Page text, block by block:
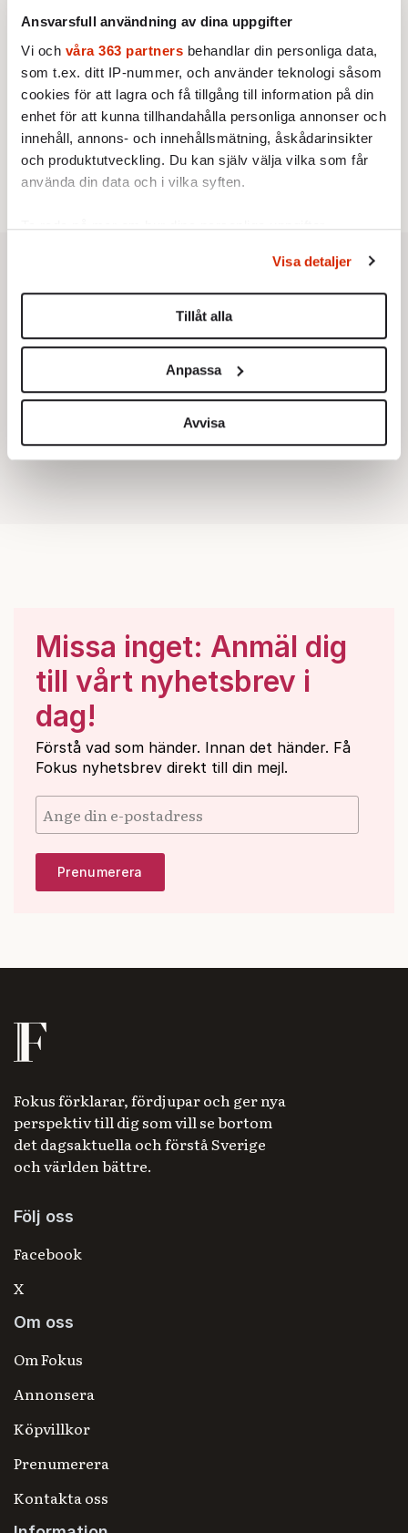
Ansvarsfull användning av dina uppgifter
Vi och våra 363 partners behandlar din personliga data,
som t.ex. ditt IP-nummer, och använder teknologi såsom
cookies för att lagra och få tillgång till information på din
enhet för att kunna tillhandahålla personliga annonser och
innehåll, annons- och innehållsmätning, åskådarinsikter
och produktutveckling. Du kan själv välja vilka som får
använda din data och i vilka syften.
Ta reda på mer om hur dina personliga uppgifter
Du kan ändra eller dra tillbaka ditt samtycke när som
helst från cookie-förklaringen.
Vi använder enhetsidentifierare för att anpassa innehållet
för sociala medier och analysera vår trafik. Vi
vidarebefordrar även sådana identifierare och annan
information från din enhet till de sociala medier och
annons- och analysföretag som vi samarbetar med.
Visa detaljer
Tillåt alla
Anpassa
Avvisa
Sakine Madon:
vänstern för Agnes Wold
STICKET
4. Dan Korn: Quisling, quislingar och sten i glashus
KRÖNIKA
5.Nina Lekander:På ”Kommunisthögskolan” drömde
alla om att vara arbetarklass
STICKET
6.Johan Romin:Andersson, hur ska du få ihop det
här?
Missa inget: Anmäl dig
till vårt nyhetsbrev i
dag!
Förstå vad som händer. Innan det händer. Få
Fokus nyhetsbrev direkt till din mejl.
Fokus förklarar, fördjupar och ger nya
perspektiv till dig som vill se bortom
det dagsaktuella och förstå Sverige
och världen bättre.
Följ oss
Facebook
X
Om oss
Om Fokus
Annonsera
Köpvillkor
Prenumerera
Kontakta oss